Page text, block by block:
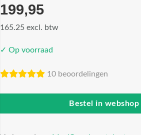
199,95
165.25 excl. btw
✓ Op voorraad
10 beoordelingen
Bestel in webshop